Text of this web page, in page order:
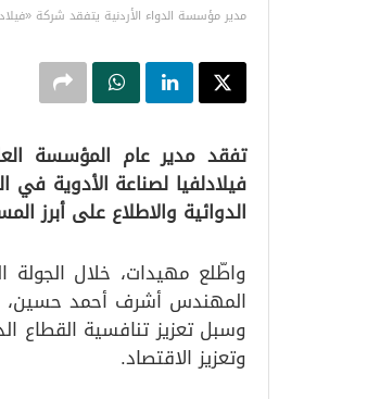
مدير مؤسسة الدواء الأردنية يتفقد شركة
تفقد مدير عام المؤسسة
فيلادلفيا لصناعة الأدوية
الدوائية والاطلاع على أبرز
واطّلع مهيدات، خلال الجولة
المهندس أشرف أحمد حسين،
وسبل تعزيز تنافسية القطاع
وتعزيز الاقتصاد.